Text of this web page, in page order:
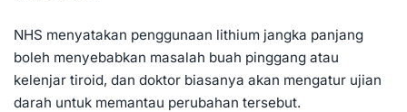
NHS menyatakan penggunaan lithium jangka panjang
boleh menyebabkan masalah buah pinggang atau
kelenjar tiroid, dan doktor biasanya akan mengatur ujian
darah untuk memantau perubahan tersebut.